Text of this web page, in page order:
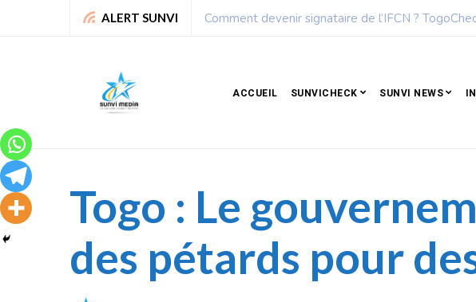
ALERT SUNVI Leadership : Voici le top 6 des femmes les plus
ACCUEIL SUNVICHECK SUNVI NEWS
Togo : Le
des pétards pour